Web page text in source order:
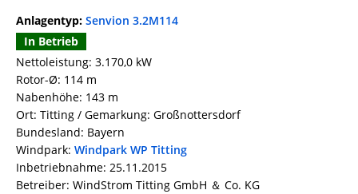
Anlagentyp: Senvion 3.2M114
In Betrieb
Nettoleistung: 3.170,0 kW
Rotor-Ø: 114 m
Nabenhöhe: 143 m
Ort: Titting / Gemarkung: Großnottersdorf
Bundesland: Bayern
Windpark: Windpark WP Titting
Inbetriebnahme: 25.11.2015
Betreiber: WindStrom Titting GmbH ＆ Co. KG